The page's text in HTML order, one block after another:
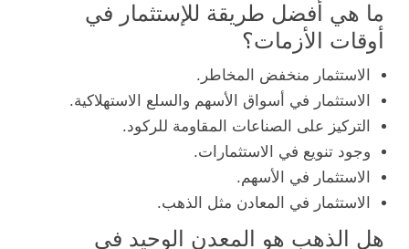
ما هي أفضل طريقة للإستثمار في
أوقات الأزمات؟
الاستثمار منخفض المخاطر.
الاستثمار في أسواق الأسهم والسلع الاستهلاكية.
التركيز على الصناعات المقاومة للركود.
وجود تنويع في الاستثمارات.
الاستثمار في الأسهم.
الاستثمار في المعادن مثل الذهب.
هل الذهب هو المعدن الوحيد في